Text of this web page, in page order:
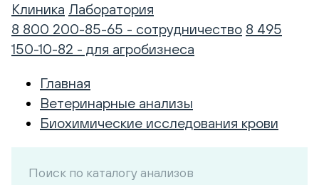
Клиника Лаборатория
8 800 200-85-65 - сотрудничество 8 495
150-10-82 - для агробизнеса
Главная
Ветеринарные анализы
Биохимические исследования крови